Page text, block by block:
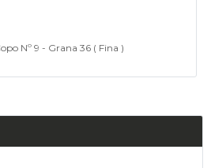
Nº 9 - Grana 36 ( Fina )